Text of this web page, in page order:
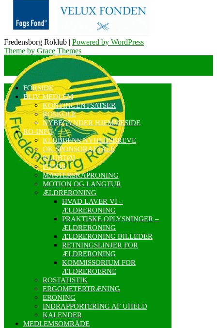
Fredensborg Roklub | Powered by WordPress
Theme by Grace Themes
FORSIDE
BLIV MEDLEM
KONTINGENTSATSER
ROSKOLE
NYBEGYNDER HJEMMESIDE
RO-INFO
KLUBBENS NYHEDSBREVE
OK SPONSORAFTALE
KLUBTØJ
FOTOS
MASTERSKAPRONING
MOTION OG LANGTUR
ÆLDRERONING
HVAD LAVER VI –
ÆLDRERONING
PRAKTISKE OPLYSNINGER –
ÆLDRERONING
ÆLDRERONING BILLEDER
RETNINGSLINJER FOR
ÆLDRERONING
KOMMISSORIUM FOR
ÆLDREROERNE
ROSTATISTIK
ERGOMETERTRÆNING
ERONING
INDRAPPORTERING AF UHELD
KALENDER
MEDLEMSOMRÅDE